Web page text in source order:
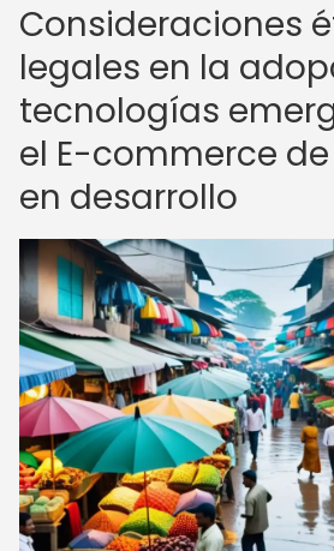
Consideraciones
legales en la
tecnologías
el E-commerce
en desarrollo